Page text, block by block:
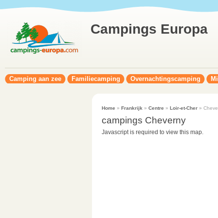
Campings Europa
Camping aan zee Familiecamping Overnachtingscamping
Home » Frankrijk » Centre » Loir-et-Cher»
campings Cheverny
Javascript is required to view this map.